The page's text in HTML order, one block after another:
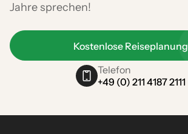
Jahre sprechen!
Kostenlose Reiseplanung
Telefon
+49 (0) 211 4187 2111